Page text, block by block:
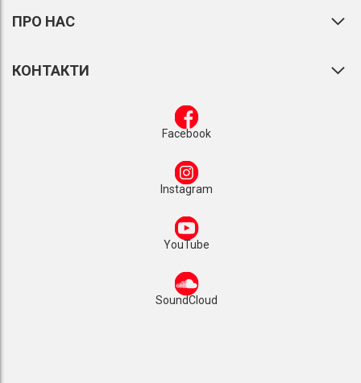
ПРО НАС
КОНТАКТИ
Facebook
Instagram
YouTube
SoundCloud